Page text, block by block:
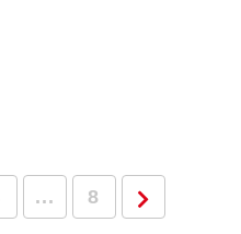
... 8